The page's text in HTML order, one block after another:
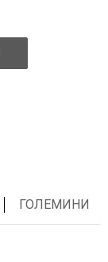
ГОЛЕМИНИ